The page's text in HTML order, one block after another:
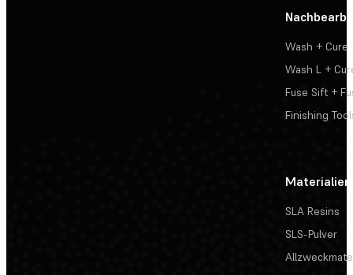
Wash + Cure
Wash L +
Fuse Sift +
Finishing
Materialien
SLA Resins
SLS-Pulver